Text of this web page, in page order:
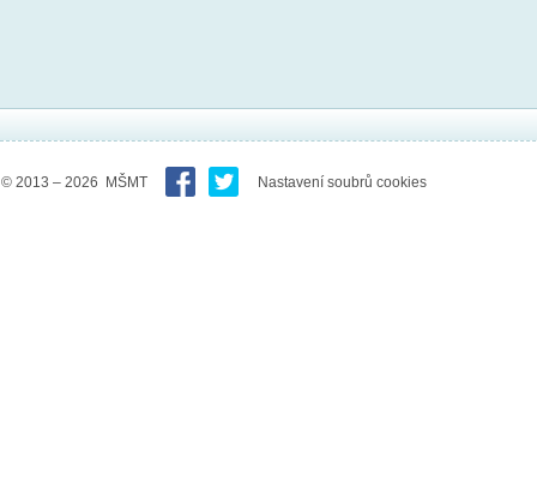
© 2013 – 2026 MŠMT Nastavení soubrů cookies